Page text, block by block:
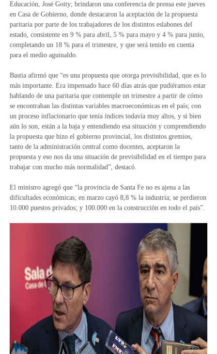
Educación, José Goity; brindaron una conferencia de prensa este jueves
en Casa de Gobierno, donde destacaron la aceptación de la propuesta
paritaria por parte de los trabajadores de los distintos eslabones del
estado, consistente en 9 % para abril, 5 % para mayo y 4 % para junio,
completando un 18 % para el trimestre, y que será tenido en cuenta
para el medio aguinaldo.
Bastia afirmó que “es una propuesta que otorga previsibilidad, que es lo
más importante. Era impensado hace 60 días atrás que pudiéramos estar
hablando de una paritaria que contemple un trimestre a partir de cómo
se encontraban las distintas variables macroeconómicas en el país; con
un proceso inflacionario que tenía índices todavía muy altos, y si bien
aún lo son, están a la baja y entendiendo esa situación y comprendiendo
la propuesta que hizo el gobierno provincial, los distintos gremios,
tanto de la administración central como docentes, aceptaron la
propuesta y eso nos da una situación de previsibilidad en el tiempo para
trabajar con mucho más normalidad”, destacó.
El ministro agregó que “la provincia de Santa Fe no es ajena a las
dificultades económicas; en marzo cayó 8,8 % la industria; se perdieron
10.000 puestos privados; y 100.000 en la construcción en todo el país”.